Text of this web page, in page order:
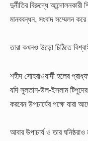
দুর্নীতির বিরুদ্ধে
মানববন্ধন, সংবাদ সম্মেলন
তারা কখনও উড়ো চিঠিতে
শহীদ সোহরাওয়ার্দী হলের
যদি সুলতান-উল-ইসলাম টিপুদের
করবেন উপচার্যের পক্ষে যারা
আবার উপাচার্য ও তার ঘনিষ্ঠরাও